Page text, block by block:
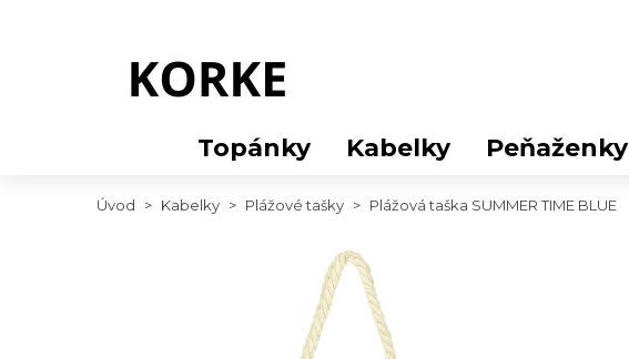
Topánky Kabelky Peňaženky
Úvod > Kabelky > Plážové tašky > Plážová taška SUMMER TIME BLUE